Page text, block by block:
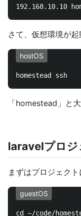
さて、仮想環境が起
hostOS
「homestead」と
laravelプロジ
まずはプロジェクト
guestOS